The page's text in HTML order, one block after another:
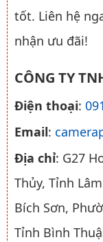
tốt. Liên hệ
nhận ưu đãi!
CÔNG TY
Điện thoại:
Email:
Địa chỉ: G27
Thủy, Tỉnh
Bích Sơn,
Tỉnh Bình